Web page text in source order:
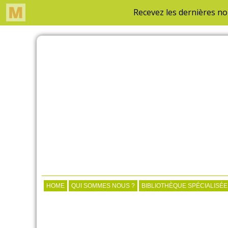
HOME QUI SOMMES NOUS ? BIBLIOTHÈQUE SPÉCIALISÉE